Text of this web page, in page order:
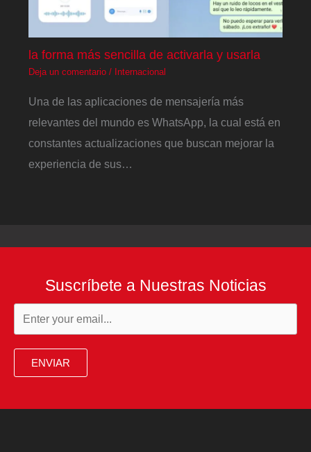
la forma más sencilla de activarla y usarla
Deja un comentario / Internacional
Una de las aplicaciones de mensajería más
relevantes del mundo es WhatsApp, la cual está en
constantes actualizaciones que buscan mejorar la
experiencia de sus…
Suscríbete a Nuestras Noticias
ENVIAR